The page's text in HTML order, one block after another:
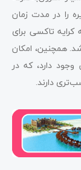
را در مدت زمان
تاکسی برای
همچنین، امکان
دارد، که در
دارند​​.